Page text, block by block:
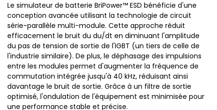
Le simulateur de batterie BriPower™ ESD bénéficie d'une
conception avancée utilisant la technologie de circuit
série-parallèle multi-module. Cette approche réduit
efficacement le bruit du du/dt en diminuant l'amplitude
du pas de tension de sortie de l'IGBT (un tiers de celle de
l'industrie similaire). De plus, le déphasage des impulsions
entre les modules permet d'augmenter la fréquence de
commutation intégrée jusqu'à 40 kHz, réduisant ainsi
davantage le bruit de sortie. Grâce à un filtre de sortie
optimisé, l'ondulation de l'équipement est minimisée pour
une performance stable et précise.